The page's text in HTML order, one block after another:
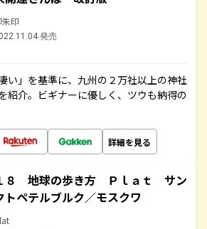
印
発売
い」を基準に、九州の２万社以上の神社
紹介。ビギナーに優しく、ツウも納得の
詳細を見る
８ 地球の歩き方 Ｐｌａｔ サン
トペテルブルク／モスクワ